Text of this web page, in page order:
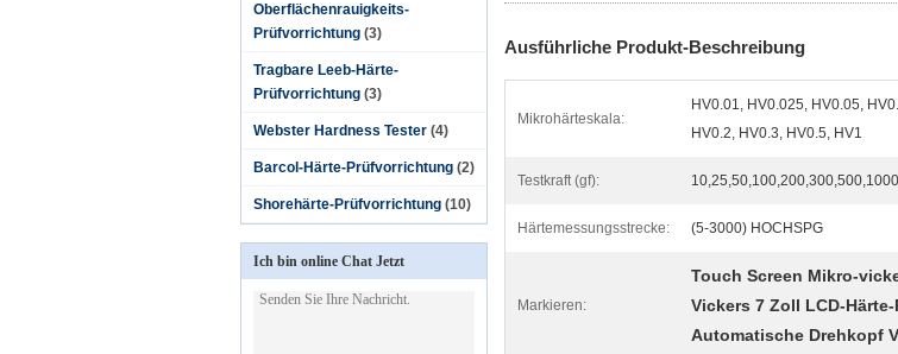
Oberflächenrauigkeits-
Prüfvorrichtung (3)
Tragbare Leeb-Härte-
Prüfvorrichtung (3)
Webster Hardness Tester (4)
Barcol-Härte-Prüfvorrichtung (2)
Shorehärte-Prüfvorrichtung (10)
Ich bin online Chat Jetzt
Ausführliche Produkt-Beschreibung
Mikrohärteskala:
HV0.01, HV0.025, HV0.05,
HV0.2, HV0.3, HV0.5, HV1
Testkraft (gf): 10,25,50,100,200,300,500,1000
Härtemessungsstrecke: (5-3000) HOCHSPG
Markieren:
Touch Screen Mikro-
Vickers 7 Zoll LCD-
Automatische Drehkopf